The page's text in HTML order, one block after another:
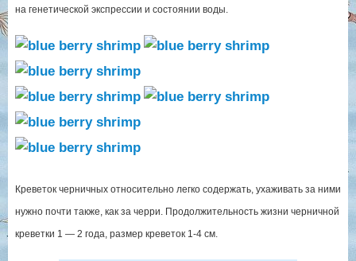
на генетической экспрессии и состоянии воды.
Креветок черничных относительно легко содержать, ухаживать за ними
нужно почти также, как за черри. Продолжительность жизни черничной
креветки 1 — 2 года, размер креветок 1-4 см.